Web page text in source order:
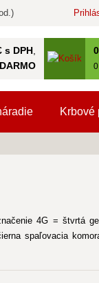
s DPH,
0
0
Krbové
4G = štvrtá
spaľovacia